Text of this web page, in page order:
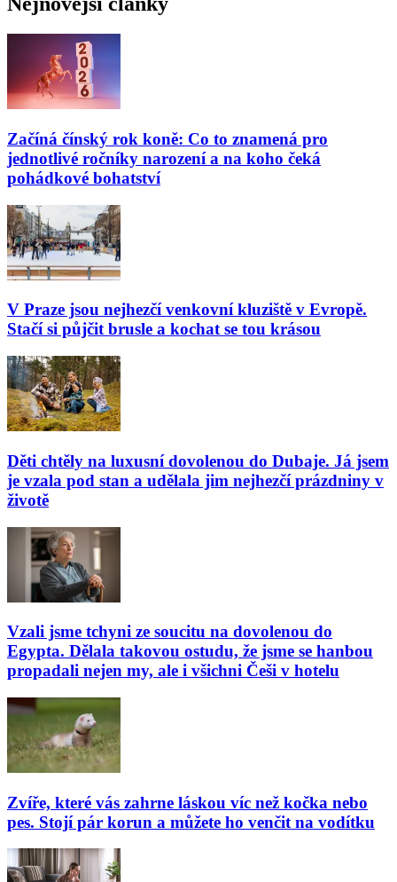
Začíná čínský rok koně: Co to znamená pro
jednotlivé ročníky narození a na koho čeká
pohádkové bohatství
V Praze jsou nejhezčí venkovní kluziště v Evropě.
Stačí si půjčit brusle a kochat se tou krásou
Děti chtěly na luxusní dovolenou do Dubaje. Já jsem
je vzala pod stan a udělala jim nejhezčí prázdniny v
životě
Vzali jsme tchyni ze soucitu na dovolenou do
Egypta. Dělala takovou ostudu, že jsme se hanbou
propadali nejen my, ale i všichni Češi v hotelu
Zvíře, které vás zahrne láskou víc než kočka nebo
pes. Stojí pár korun a můžete ho venčit na vodítku